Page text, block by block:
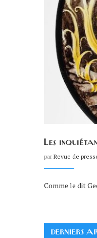
Les
par Revue de
Comme le dit
DERNIERS